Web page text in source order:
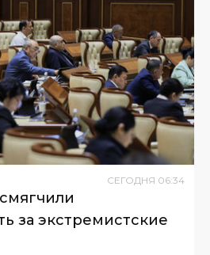
СЕГОДНЯ 06:34
за экстремистские